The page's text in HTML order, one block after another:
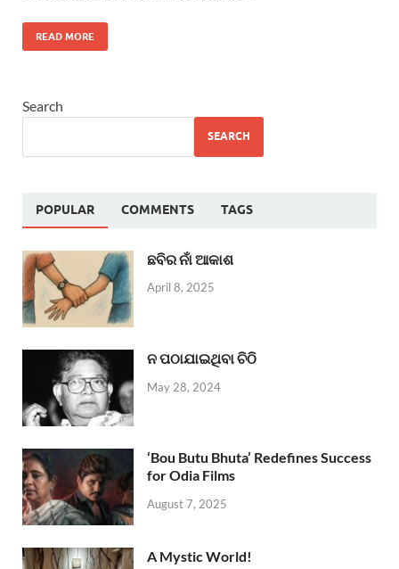
READ MORE
Search
SEARCH
POPULAR COMMENTS TAGS
ଛବିର ନାଁ ଆକାଶ
April 8, 2025
ନ ପଠାଯାଇଥିବା ଚିଠି
May 28, 2024
‘Bou Butu Bhuta’ Redefines Success
for Odia Films
August 7, 2025
A Mystic World!